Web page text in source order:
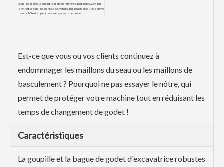
Les tailles ci-dessus sont juste à titre de référence, nous ne pouvons pas
lister toutes les tailles ici. Nous pouvons fournir plus de produits selon vos
besoins. N'hésitez pas à nous envoyer votre demande.
Est-ce que vous ou vos clients continuez à
endommager les maillons du seau ou les maillons de
basculement ? Pourquoi ne pas essayer le nôtre, qui
permet de protéger votre machine tout en réduisant les
temps de changement de godet !
Caractéristiques
La goupille et la bague de godet d'excavatrice robustes